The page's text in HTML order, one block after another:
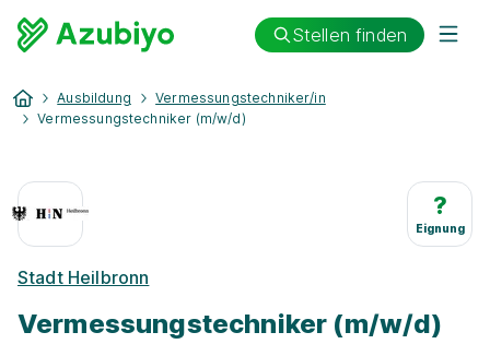
Stellen finden
Ausbildung
Vermessungstechniker/in
Vermessungstechniker (m/w/d)
?
Eignung
Stadt Heilbronn
Vermessungstechniker (m/w/d)